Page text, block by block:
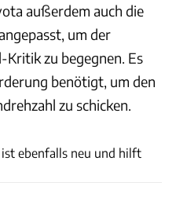
außerdem auch die
um der
zu begegnen. Es
benötigt, um den
zu schicken.
ebenfalls neu und hilft